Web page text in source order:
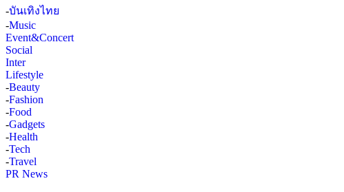
-บันเทิงไทย
-Music
Event&Concert
Social
Inter
Lifestyle
-Beauty
-Fashion
-Food
-Gadgets
-Health
-Tech
-Travel
PR News